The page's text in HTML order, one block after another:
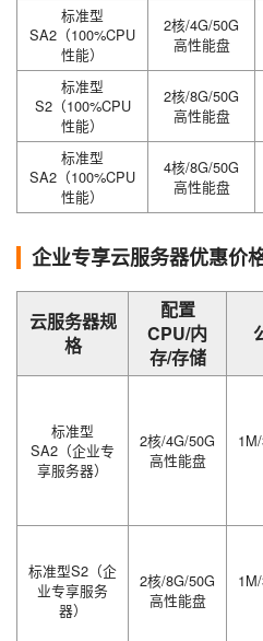
标准型
SA2（100%CPU
性能）
2核/4G/50G
高性能盘
标准型
S2（100%CPU
性能）
2核/8G/50G
高性能盘
标准型
SA2（100%CPU
性能）
4核/8G/50G
高性能盘
企业专享云服务器优惠价
云服务器规
格
配置
CPU/内
存/存储
标准型
SA2（企业专
享服务器）
2核/4G/50G
高性能盘
标准型S2（企
业专享服务
器）
2核/8G/50G
高性能盘